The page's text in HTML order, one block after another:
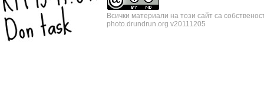
Всички материали на този сайт са
photo.drundrun.org v20111205